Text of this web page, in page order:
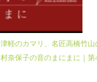
津軽のカマリ、名匠高橋竹
村奈保子の音のまにまに｜第